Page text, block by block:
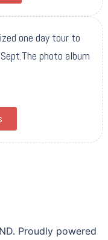
one day tour to
photo album
Proudly powered